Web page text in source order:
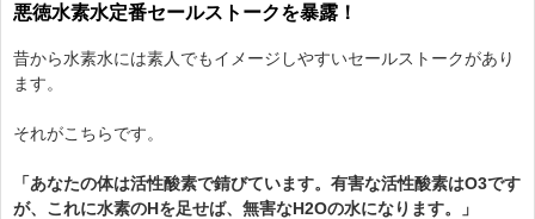
悪徳水素水定番セールストークを暴露！
昔から水素水には素人でもイメージしやすいセールストークがあり
ます。
それがこちらです。
「あなたの体は活性酸素で錆びています。有害な活性酸素はO3です
が、これに水素のHを足せば、無害なH2Oの水になります。」